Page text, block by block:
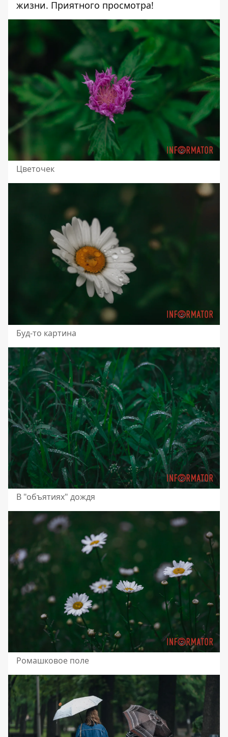
жизни. Приятного просмотра!
Цветочек
Буд-то картина
В "объятиях" дождя
Ромашковое поле